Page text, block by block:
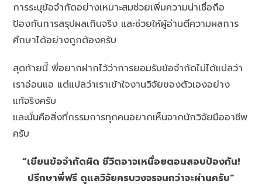
การระบุข้อจำกัดอย่างเหมาะสมช่วยเพิ่มความน่าเชื่อถือ
ป้องกันการสรุปผลเกินจริง และช่วยให้ผู้อ่านตีความผลการ
ศึกษาได้อย่างถูกต้องครับ
สุดท้ายนี้ พี่อยากฝากไว้ว่าการยอมรับข้อจำกัดไม่ได้แปลว่า
เราอ่อนแอ แต่แปลว่าเราเข้าใจงานวิจัยของตัวเองอย่าง
แท้จริงครับ
และนั่นคือสิ่งที่กรรมการทุกคนอยากเห็นจากนักวิจัยมืออาชีพ
ครับ
“เขียนข้อจำกัดผิด ชีวิตอาจเหนื่อยตอนสอบป้องกัน!
ปรึกษาพี่ฟรี ดูแลวิจัยครบวงจรจนกว่าจะผ่านครับ”